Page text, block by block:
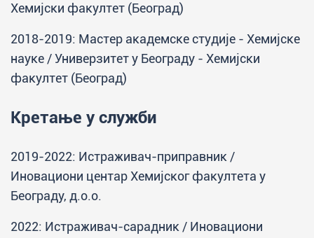
Хемијски факултет (Београд)
2018-2019: Мастер академске студије - Хемијске
науке / Универзитет у Београду - Хемијски
факултет (Београд)
Кретање у служби
2019-2022: Истраживач-приправник /
Иновациони центар Хемијског факултета у
Београду, д.о.о.
2022: Истраживач-сарадник / Иновациони